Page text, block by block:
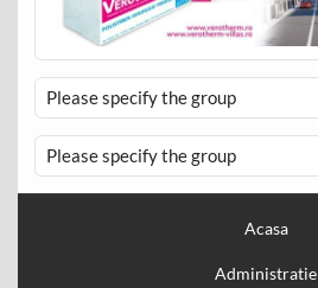
Please specify the group
Please specify the group
Acasa
Administratie